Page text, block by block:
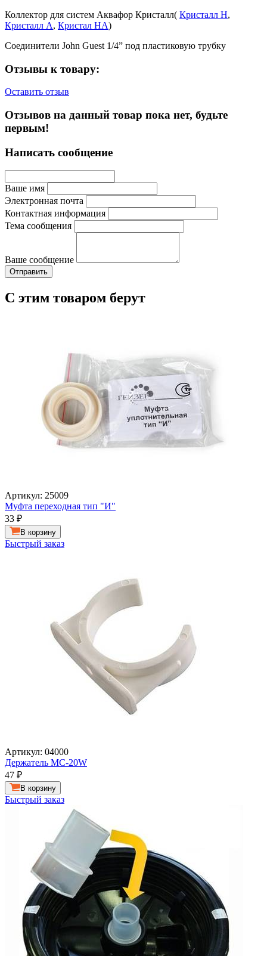
Коллектор для систем Аквафор Кристалл( Кристалл H,
Кристалл A, Кристал HA)
Соединители John Guest 1/4” под пластиковую трубку
Отзывы к товару:
Оставить отзыв
Отзывов на данный товар пока нет, будьте
первым!
Написать сообщение
Ваше имя
Электронная почта
Контактная информация
Тема сообщения
Ваше сообщение
С этим товаром берут
Артикул: 25009
Муфта переходная тип "И"
33 ₽
В корзину
Быстрый заказ
Артикул: 04000
Держатель MC-20W
47 ₽
В корзину
Быстрый заказ